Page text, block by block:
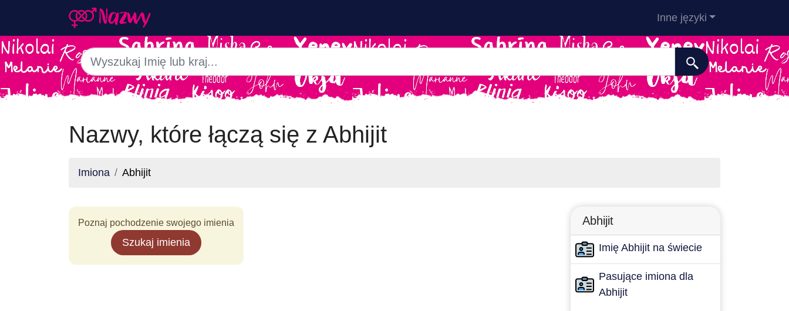
Inne języki
Nazwy, które łączą się z Abhijit
Imiona Abhijit
Poznaj pochodzenie swojego imienia
Szukaj imienia
Abhijit
Imię Abhijit na świecie
Pasujące imiona dla
Abhijit